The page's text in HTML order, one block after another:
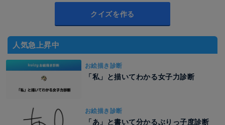
クイズを作る
人気急上昇中
お絵描き診断
「私」と描いてわかる女子力診断
お絵描き診断
「あ」と書いて分かるぶりっ子度診断